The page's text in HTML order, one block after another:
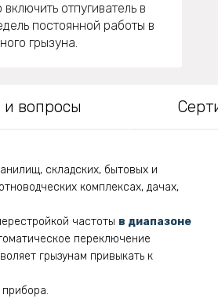
отпугиватель в
постоянной работы в
грызуна.
вопросы
складских, бытовых и
комплексах, дачах,
частоты в диапазоне
переключение
грызунам привыкать к